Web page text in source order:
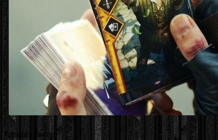
Колода в Гвинте